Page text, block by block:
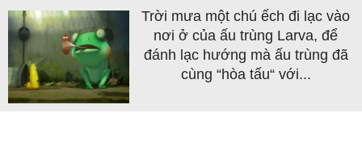
Trời mưa một chú ếch đi lạc vào
nơi ở của ấu trùng Larva, để
đánh lạc hướng mà ấu trùng đã
cùng “hòa tấu“ với...